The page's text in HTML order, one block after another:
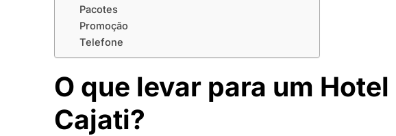
Pacotes
Promoção
Telefone
O que levar para um Hotel
Cajati?